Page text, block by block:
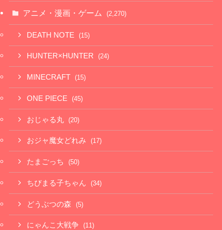
アニメ・漫画・ゲーム (2,270)
DEATH NOTE (15)
HUNTER×HUNTER (24)
MINECRAFT (15)
ONE PIECE (45)
おじゃる丸 (20)
おジャ魔女どれみ (17)
たまごっち (50)
ちびまる子ちゃん (34)
どうぶつの森 (5)
にゃんこ大戦争 (11)